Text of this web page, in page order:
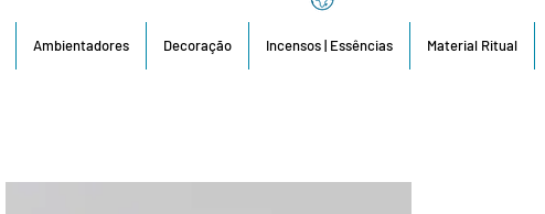
Ambientadores Decoração Incensos | Essências Material Ritual